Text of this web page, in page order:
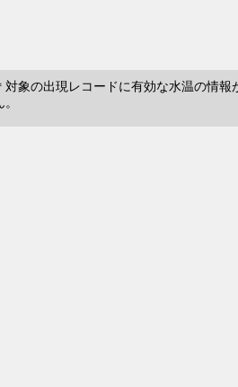
対象の出現レコードに有効な水温の情
。